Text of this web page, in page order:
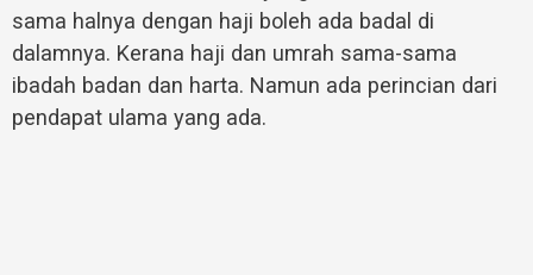
sama halnya dengan haji boleh ada badal di
dalamnya. Kerana haji dan umrah sama-sama
ibadah badan dan harta. Namun ada perincian dari
pendapat ulama yang ada.